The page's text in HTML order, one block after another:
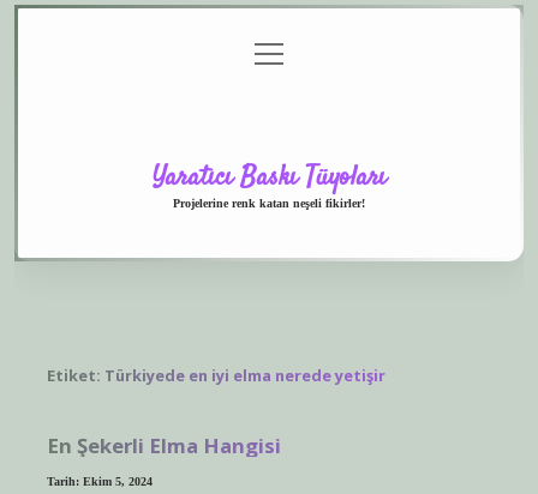
menüyü
aç
Yaratıcı Baskı Tüyoları
Projelerine renk katan neşeli fikirler!
Etiket: Türkiyede en iyi elma nerede yetişir
En Şekerli Elma Hangisi
Tarih: Ekim 5, 2024